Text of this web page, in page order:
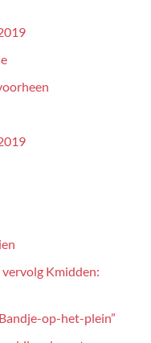
Kmidden:
op-het-plein”